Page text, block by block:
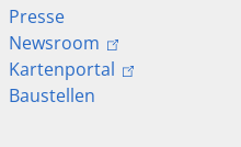
Presse
Newsroom
Kartenportal
Baustellen